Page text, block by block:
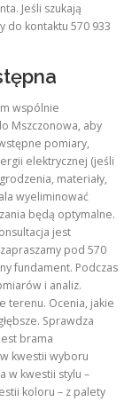
Jeśli szukają
do kontaktu 570 933
wspólnie
Mszczonowa, aby
pomiary,
elektrycznej (jeśli
materiały,
wyeliminować
będą optymalne.
jest
pod 570
fundament. Podczas
i analiz.
terenu. Ocenia, jakie
Sprawdza
brama
kwestii wyboru
w kwestii stylu –
koloru – z palety